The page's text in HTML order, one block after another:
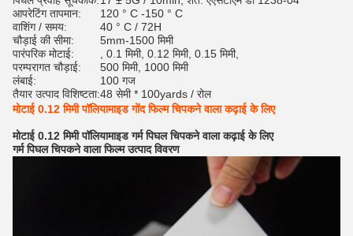
आपरेटिंग तापमान:
120 ° C -150 ° C
वाशिंग / समय:
40 ° C / 72H
चौड़ाई की सीमा:
5mm-1500 मिमी
पारंपरिक मोटाई:
, 0.1 मिमी, 0.12 मिमी, 0.15 मिमी,
परम्परागत चौड़ाई:
500 मिमी, 1000 मिमी
लंबाई:
100 गज
तैयार उत्पाद विशिष्टता:48 सेमी * 100yards / रोल
मोटाई 0.12 मिमी पॉलियामाइड गोंद फिल्म चिपकने वाला कढ़ाई के लिए
मोटाई 0.12 मिमी पॉलियामाइड गर्म पिघल चिपकने वाला कढ़ाई के लिए
गर्म पिघल चिपकने वाला फिल्म उत्पाद विवरण